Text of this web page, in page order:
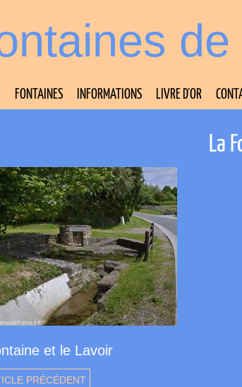
FONTAINES INFORMATIONS LIVRE D’OR
La
et le Lavoir
PRÉCÉDENT